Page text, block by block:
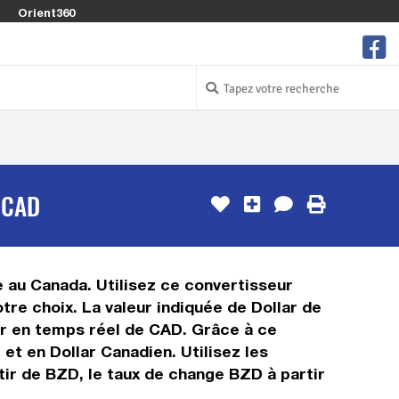
Orient360
Canada. Utilisez ce convertisseur
choix. La valeur indiquée de Dollar de
en temps réel de CAD. Grâce à ce
en Dollar Canadien. Utilisez les
de BZD, le taux de change BZD à partir